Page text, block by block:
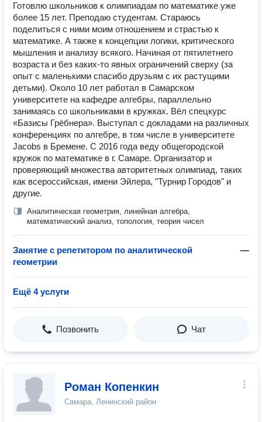
Готовлю школьников к олимпиадам по математике уже
более 15 лет. Преподаю студентам. Стараюсь
поделиться с ними моим отношением и страстью к
математике. А также к концепции логики, критического
мышления и анализу всякого. Начиная от пятилетнего
возраста и без каких-то явных ограничений сверху (за
опыт с маленькими спасибо друзьям с их растущими
детьми). Около 10 лет работал в Самарском
университете на кафедре алгебры, параллельно
занимаясь со школьниками в кружках. Вёл спецкурс
«Базисы Грёбнера». Выступал с докладами на различных
конференциях по алгебре, в том числе в университете
Jacobs в Бремене. С 2016 года веду общегородской
кружок по математике в г. Самаре. Организатор и
проверяющий множества авторитетных олимпиад, таких
как всероссийская, имени Эйлера, "Турнир Городов" и
другие.
Аналитическая геометрия, линейная алгебра,
математический анализ, топология, теория чисел
Занятие с репетитором по аналитической
геометрии
—
Ещё 4 услуги
Позвонить Чат
Роман Копенкин
Самара, Ленинский район